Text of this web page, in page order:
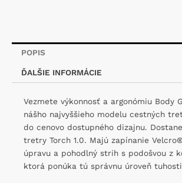
POPIS
ĎALŠIE INFORMÁCIE
Vezmete výkonnosť a argonómiu Body
nášho najvyššieho modelu cestných
do cenovo dostupného dizajnu.
tretry Torch 1.0. Majú zapínanie
úpravu a pohodlný strih s podošvou z
ktorá ponúka tú správnu úroveň